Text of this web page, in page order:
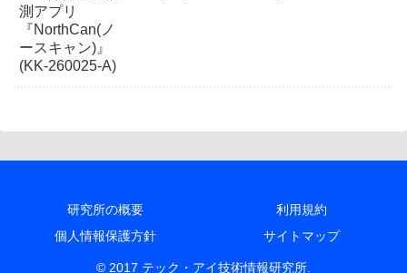
研究所の概要
利用規約
個人情報保護方針
サイトマップ
© 2017 テック・アイ技術情報研究所.